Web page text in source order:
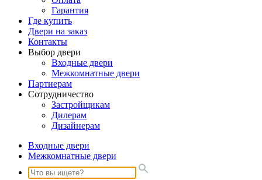
Гарантия
Где купить
Двери на заказ
Контакты
Выбор двери
Входные двери
Межкомнатные двери
Партнерам
Сотрудничество
Застройщикам
Дилерам
Дизайнерам
Входные двери
Межкомнатные двери